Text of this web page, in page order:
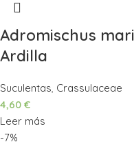
Adromischus
Ardilla
Suculentas, Crassulaceae
4,60 €
Leer más
-7%